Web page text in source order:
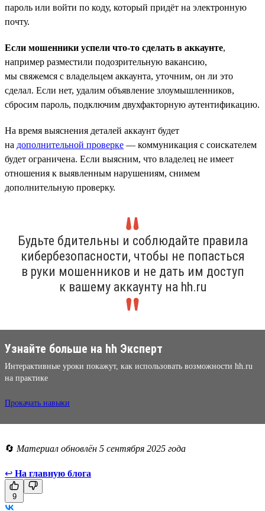
пароль или войти по коду, который придёт на электронную
почту.
Если мошенники успели что-то сделать в аккаунте,
например разместили подозрительную вакансию,
мы свяжемся с владельцем аккаунта, уточним, он ли это
сделал. Если нет, удалим объявление злоумышленников,
сбросим пароль, подключим двухфакторную аутентификацию.
На время выяснения деталей аккаунт будет
на дополнительной проверке — коммуникация с соискателем
будет ограничена. Если выясним, что владелец не имеет
отношения к выявленным нарушениям, снимем
дополнительную проверку.
Будьте бдительны и соблюдайте правила
кибербезопасности, чтобы не попасться
в руки мошенников и не дать им доступ
к вашему аккаунту на hh.ru
Узнайте больше на hh Эксперт
Интерактивные уроки покажут, как использовать возможности hh.ru
на практике
Прокачать навыки
🔄 Материал обновлён 5 сентября 2025 года
↩ На главную блога
9